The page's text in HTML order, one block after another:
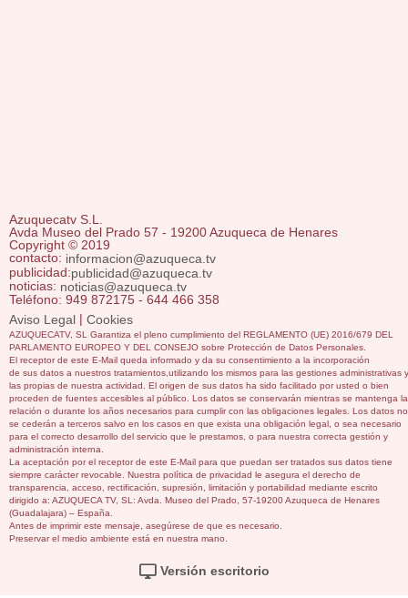
Azuquecatv S.L.
Avda Museo del Prado 57 - 19200 Azuqueca de Henares
Copyright © 2019
contacto: informacion@azuqueca.tv
publicidad:publicidad@azuqueca.tv
noticias: noticias@azuqueca.tv
Teléfono: 949 872175 - 644 466 358
Aviso Legal | Cookies
AZUQUECATV, SL Garantiza el pleno cumplimiento del REGLAMENTO (UE) 2016/679 DEL
PARLAMENTO EUROPEO Y DEL CONSEJO sobre Protección de Datos Personales.
El receptor de este E-Mail queda informado y da su consentimiento a la incorporación
de sus datos a nuestros tratamientos,utilizando los mismos para las gestiones administrativas y
las propias de nuestra actividad. El origen de sus datos ha sido facilitado por usted o bien
proceden de fuentes accesibles al público. Los datos se conservarán mientras se mantenga la
relación o durante los años necesarios para cumplir con las obligaciones legales. Los datos no
se cederán a terceros salvo en los casos en que exista una obligación legal, o sea necesario
para el correcto desarrollo del servicio que le prestamos, o para nuestra correcta gestión y
administración interna.
La aceptación por el receptor de este E-Mail para que puedan ser tratados sus datos tiene
siempre carácter revocable. Nuestra política de privacidad le asegura el derecho de
transparencia, acceso, rectificación, supresión, limitación y portabilidad mediante escrito
dirigido a: AZUQUECA TV, SL: Avda. Museo del Prado, 57-19200 Azuqueca de Henares
(Guadalajara) – España.
Antes de imprimir este mensaje, asegúrese de que es necesario.
Preservar el medio ambiente está en nuestra mano.
Versión escritorio